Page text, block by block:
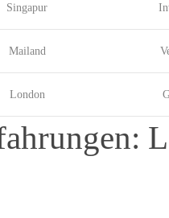
Singapur
Mailand
London